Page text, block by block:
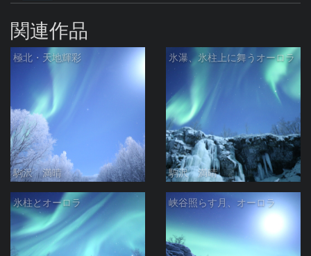
関連作品
極北・天地輝彩
駒沢 満晴
氷瀑、氷柱上に舞うオーロラ
駒沢 満晴
氷柱とオーロラ 峡谷照らす月、オーロラ